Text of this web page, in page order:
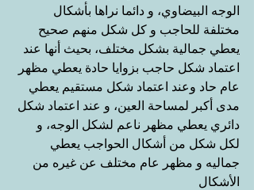
الوجه البيضاوي، و دائما نراها بأشكال
مختلفة للحاجب و كل شكل منهم صحيح
يعطي جمالية بشكل مختلف، بحيث أنها عند
اعتماد شكل حاجب بزوايا حادة يعطي مظهر
عام حاد وعند اعتماد شكل مستقيم يعطي
مدى أكبر لمساحة العين، و عند اعتماد شكل
دائري يعطي مظهر ناعم لشكل الوجه، و
لكل شكل من أشكال الحواجب يعطي
جماليه و مظهر عام مختلف عن غيره من
الأشكال